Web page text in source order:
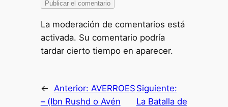
La moderación de comentarios está
activada. Su comentario podría
tardar cierto tiempo en aparecer.
← Anterior: AVERROES
– (Ibn Rushd o Avén
Siguiente:
La Batalla de